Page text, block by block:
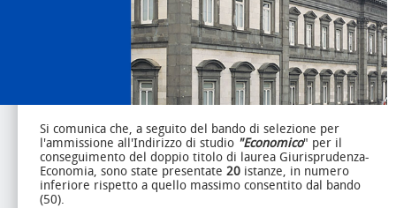
Si comunica che, a seguito del bando di selezione per
l'ammissione all'Indirizzo di studio "Economico" per il
conseguimento del doppio titolo di laurea Giurisprudenza-
Economia, sono state presentate 20 istanze, in numero
inferiore rispetto a quello massimo consentito dal bando
(50).